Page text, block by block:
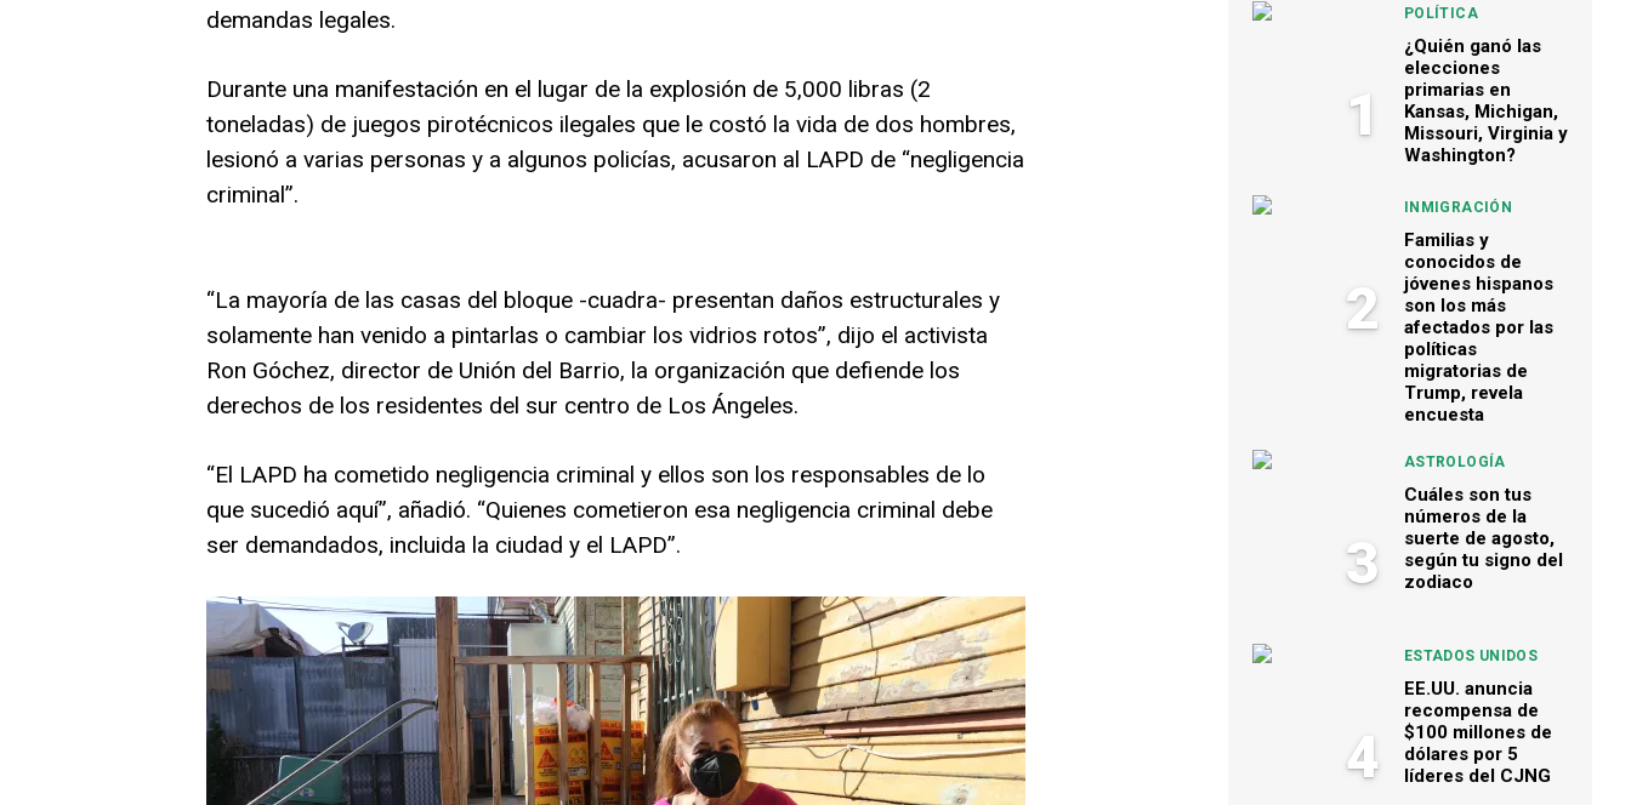
demandas legales.
Durante una manifestación en el lugar de la explosión de 5,000 libras (2
toneladas) de juegos pirotécnicos ilegales que le costó la vida de dos hombres,
lesionó a varias personas y a algunos policías, acusaron al LAPD de “negligencia
criminal”.
“La mayoría de las casas del bloque -cuadra- presentan daños estructurales y
solamente han venido a pintarlas o cambiar los vidrios rotos”, dijo el activista
Ron Góchez, director de Unión del Barrio, la organización que defiende los
derechos de los residentes del sur centro de Los Ángeles.
“El LAPD ha cometido negligencia criminal y ellos son los responsables de lo
que sucedió aquí”, añadió. “Quienes cometieron esa negligencia criminal debe
ser demandados, incluida la ciudad y el LAPD”.
1
POLÍTICA
¿Quién ganó las
elecciones
primarias en
Kansas, Michigan,
Missouri, Virginia y
Washington?
2
INMIGRACIÓN
Familias y
conocidos de
jóvenes hispanos
son los más
afectados por las
políticas
migratorias de
Trump, revela
encuesta
3
ASTROLOGÍA
Cuáles son tus
números de la
suerte de agosto,
según tu signo del
zodiaco
4
ESTADOS UNIDOS
EE.UU. anuncia
recompensa de
$100 millones de
dólares por 5
líderes del CJNG